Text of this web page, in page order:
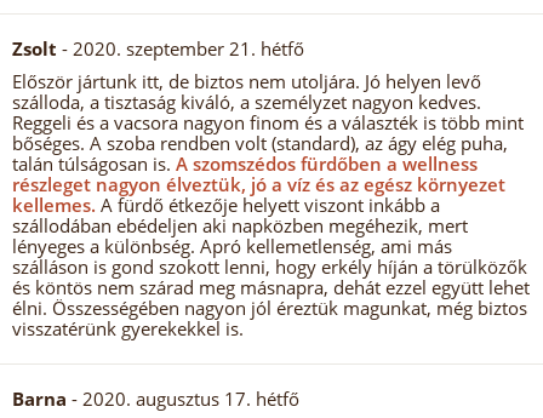
Zsolt - 2020. szeptember 21. hétfő
Először jártunk itt, de biztos nem utoljára. Jó helyen levő
szálloda, a tisztaság kiváló, a személyzet nagyon kedves.
Reggeli és a vacsora nagyon finom és a választék is több mint
bőséges. A szoba rendben volt (standard), az ágy elég puha,
talán túlságosan is. A szomszédos fürdőben a wellness
részleget nagyon élveztük, jó a víz és az egész környezet
kellemes. A fürdő étkezője helyett viszont inkább a
szállodában ebédeljen aki napközben megéhezik, mert
lényeges a különbség. Apró kellemetlenség, ami más
szálláson is gond szokott lenni, hogy erkély híján a törülközők
és köntös nem szárad meg másnapra, dehát ezzel együtt lehet
élni. Összességében nagyon jól éreztük magunkat, még biztos
visszatérünk gyerekekkel is.
Barna - 2020. augusztus 17. hétfő